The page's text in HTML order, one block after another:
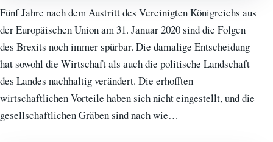
Fünf Jahre nach dem Austritt des Vereinigten Königreichs aus
der Europäischen Union am 31. Januar 2020 sind die Folgen
des Brexits noch immer spürbar. Die damalige Entscheidung
hat sowohl die Wirtschaft als auch die politische Landschaft
des Landes nachhaltig verändert. Die erhofften
wirtschaftlichen Vorteile haben sich nicht eingestellt, und die
gesellschaftlichen Gräben sind nach wie…